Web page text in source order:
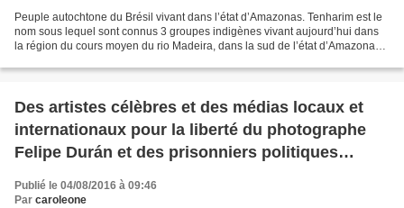
Peuple autochtone du Brésil vivant dans l’état d’Amazonas. Tenharim est le
nom sous lequel sont connus 3 groupes indigènes vivant aujourd’hui dans
la région du cours moyen du rio Madeira, dans la sud de l’état d’Amazonas
Des artistes célèbres et des médias locaux et
internationaux pour la liberté du photographe
Felipe Durán et des prisonniers politiques
mapuche
Publié le 04/08/2016 à 09:46
Par caroleone